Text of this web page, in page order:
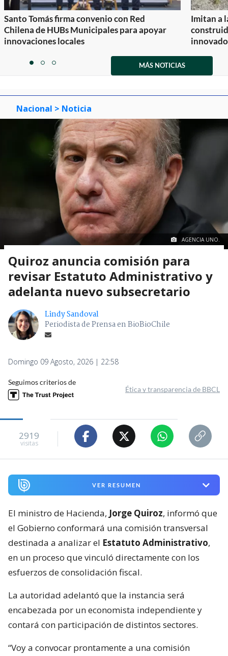
Santo Tomás firma convenio con Red
Chilena de HUBs Municipales para apoyar
innovaciones locales
Imitan a
itemitemitem
MÁS NOTICIAS
Nacional > Noticia
AGENCIA UNO.
Quiroz anuncia comisión para
revisar Estatuto Administrativo y
adelanta nuevo subsecretario
Lindy Sandoval
Periodista de Prensa en BioBioChile
Domingo 09 Agosto, 2026 | 22:58
Seguimos criterios de
Ética y transparencia de BBCL
2919
visitas
VER RESUMEN
El ministro de Hacienda, Jorge Quiroz, informó que
el Gobierno conformará una comisión transversal
destinada a analizar el Estatuto Administrativo,
en un proceso que vinculó directamente con los
esfuerzos de consolidación fiscal.
La autoridad adelantó que la instancia será
encabezada por un economista independiente y
contará con participación de distintos sectores.
“Voy a convocar prontamente a una comisión